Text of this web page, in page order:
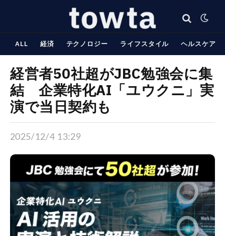
ALL 経済 テクノロジー ライフスタイル ヘルスケア
経営者50社超がJBC勉強会に集
結 企業特化AI「ユウクニ」実
演で当日契約も
2025/12/4 13:29